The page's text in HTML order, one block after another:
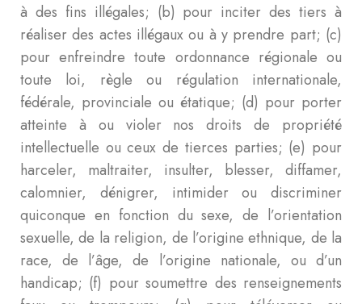
à des fins illégales; (b) pour inciter des tiers à
réaliser des actes illégaux ou à y prendre part; (c)
pour enfreindre toute ordonnance régionale ou
toute loi, règle ou régulation internationale,
fédérale, provinciale ou étatique; (d) pour porter
atteinte à ou violer nos droits de propriété
intellectuelle ou ceux de tierces parties; (e) pour
harceler, maltraiter, insulter, blesser, diffamer,
calomnier, dénigrer, intimider ou discriminer
quiconque en fonction du sexe, de l’orientation
sexuelle, de la religion, de l’origine ethnique, de la
race, de l’âge, de l’origine nationale, ou d’un
handicap; (f) pour soumettre des renseignements